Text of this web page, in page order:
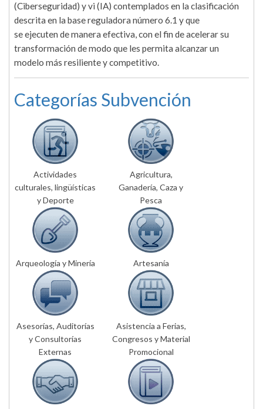
(Ciberseguridad) y vi (IA) contemplados en la clasificación
descrita en la base reguladora número 6.1 y que
se ejecuten de manera efectiva, con el fin de acelerar su
transformación de modo que les permita alcanzar un
modelo más resiliente y competitivo.
Categorías Subvención
Actividades
culturales, lingüísticas
y Deporte
Agricultura,
Ganadería, Caza y
Pesca
Arqueología y Minería Artesanía
Asesorías, Auditorías
y Consultorías
Externas
Asistencia a Ferias,
Congresos y Material
Promocional